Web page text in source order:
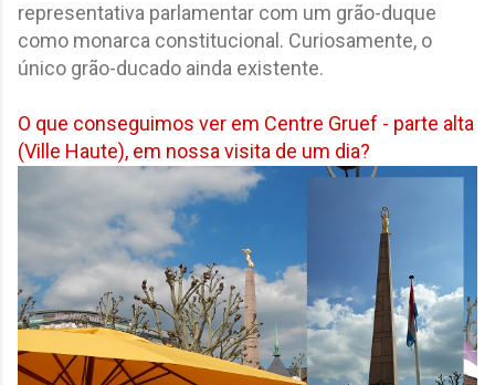
representativa parlamentar com um grão-duque
como monarca constitucional. Curiosamente, o
único grão-ducado ainda existente.
O que conseguimos ver em Centre Gruef - parte alta
(Ville Haute), em nossa visita de um dia?